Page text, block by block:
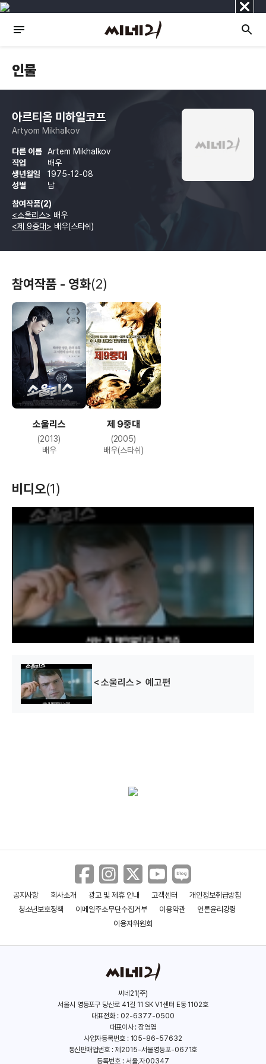
닫
기
인물
아르티옴 미하일코프
Artyom Mikhalkov
다른 이름 Artem Mikhalkov
직업
배우
생년월일
1975-12-08
성별
남
참여작품(2)
<소울리스> 배우
<제 9중대> 배우(스타쉬)
참여작품 - 영화(2)
소울리스
(2013)
배우
제 9중대
(2005)
배우(스타쉬)
비디오(1)
w
＜소울리스＞ 예고편
공지사항 회사소개 광고 및 제휴 안내 고객센터
개인정보취급방침
청소년보호정책
이메일주소무단수집거부 이용약관
언론윤리강령
이용자위원회
씨네21(주)
서울시 영등포구 당산로 41길 11 SK V1센터 E동 1102호
대표전화 : 02-6377-0500
대표이사 : 장영엽
사업자등록번호 : 105-86-57632
통신판매업번호 : 제2015-서울영등포-0671호
등록번호 : 서울,자00347